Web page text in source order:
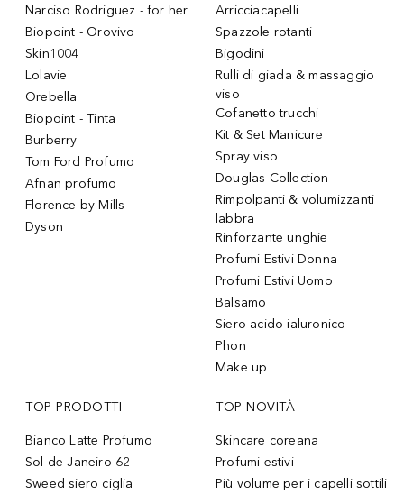
Narciso Rodriguez - for her
Biopoint - Orovivo
Skin1004
Lolavie
Orebella
Biopoint - Tinta
Burberry
Tom Ford Profumo
Afnan profumo
Florence by Mills
Dyson
Arricciacapelli
Spazzole rotanti
Bigodini
Rulli di giada & massaggio
viso
Cofanetto trucchi
Kit & Set Manicure
Spray viso
Douglas Collection
Rimpolpanti & volumizzanti
labbra
Rinforzante unghie
Profumi Estivi Donna
Profumi Estivi Uomo
Balsamo
Siero acido ialuronico
Phon
Make up
TOP PRODOTTI
Bianco Latte Profumo
Sol de Janeiro 62
Sweed siero ciglia
TOP NOVITÀ
Skincare coreana
Profumi estivi
Più volume per i capelli sottili